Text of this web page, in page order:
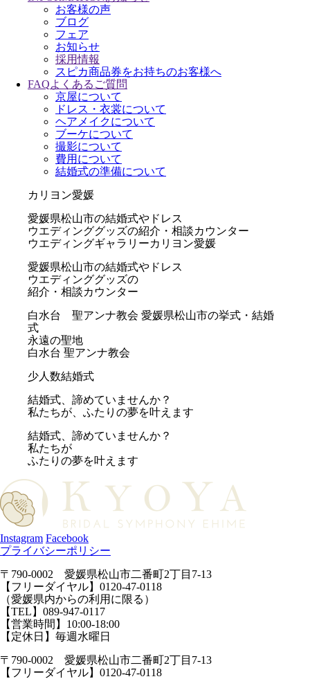
お客様の声
ブログ
フェア
お知らせ
採用情報
スピカ商品券をお持ちのお客様へ
FAQよくあるご質問
京屋について
ドレス・衣裳について
ヘアメイクについて
ブーケについて
撮影について
費用について
結婚式の準備について
カリヨン愛媛
愛媛県松山市の結婚式やドレス
ウエディンググッズの紹介・相談カウンター
ウエディングギャラリーカリヨン愛媛
愛媛県松山市の結婚式やドレス
ウエディンググッズの
紹介・相談カウンター
白水台 聖アンナ教会 愛媛県松山市の挙式・結婚
式
永遠の聖地
白水台 聖アンナ教会
少人数結婚式
結婚式、諦めていませんか？
私たちが、ふたりの夢を叶えます
結婚式、諦めていませんか？
私たちが
ふたりの夢を叶えます
Instagram Facebook
プライバシーポリシー
〒790-0002 愛媛県松山市二番町2丁目7-13
【フリーダイヤル】0120-47-0118
（愛媛県内からの利用に限る）
【TEL】089-947-0117
【営業時間】10:00-18:00
【定休日】毎週水曜日
〒790-0002 愛媛県松山市二番町2丁目7-13
【フリーダイヤル】0120-47-0118